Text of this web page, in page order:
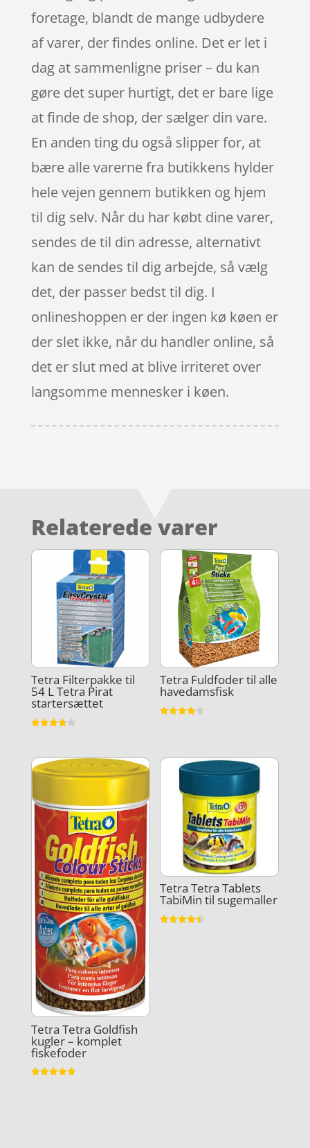
foretage, blandt de mange udbydere
af varer, der findes online. Det er let i
dag at sammenligne priser – du kan
gøre det super hurtigt, det er bare lige
at finde de shop, der sælger din vare.
En anden ting du også slipper for, at
bære alle varerne fra butikkens hylder
hele vejen gennem butikken og hjem
til dig selv. Når du har købt dine varer,
sendes de til din adresse, alternativt
kan de sendes til dig arbejde, så vælg
det, der passer bedst til dig. I
onlineshoppen er der ingen kø køen er
der slet ikke, når du handler online, så
det er slut med at blive irriteret over
langsomme mennesker i køen.
Relaterede varer
Tetra Filterpakke til
54 L Tetra Pirat
startersættet
Tetra Fuldfoder til alle
havedamsfisk
Tetra Tetra Goldfish
kugler – komplet
fiskefoder
Tetra Tetra Tablets
TabiMin til sugemaller